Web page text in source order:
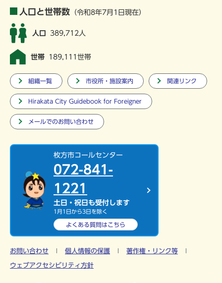
人口と世帯数 （令和8年7月1日現在）
人口 389,712人
世帯 189,111世帯
組織一覧 市役所・施設案内 関連リンク
Hirakata City Guidebook for Foreigner
メールでのお問い合わせ
枚方市コールセンター
072-841-
1221
土日・祝日も受付します
1月1日から3日を除く
よくある質問はこちら
お問い合わせ 個人情報の保護 著作権・リンク等
ウェブアクセシビリティ方針